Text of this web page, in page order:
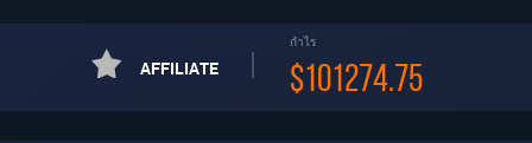
AFFILIATE
กำไร
$101274.75